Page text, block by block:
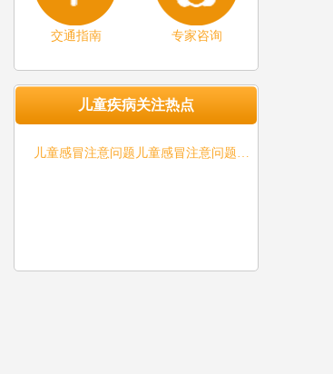
交通指南 专家咨询
儿童疾病关注热点
儿童感冒注意问题儿童感冒注意问题…